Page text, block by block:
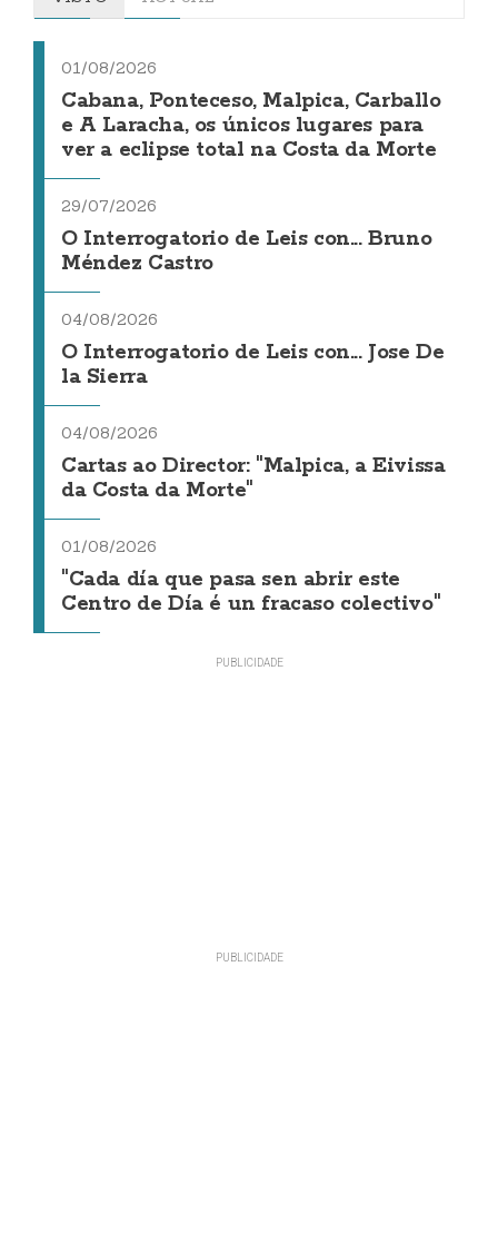
01/08/2026
Cabana, Ponteceso, Malpica, Carballo
e A Laracha, os únicos lugares para
ver a eclipse total na Costa da Morte
29/07/2026
O Interrogatorio de Leis con... Bruno
Méndez Castro
04/08/2026
O Interrogatorio de Leis con... Jose De
la Sierra
04/08/2026
Cartas ao Director: "Malpica, a Eivissa
da Costa da Morte"
01/08/2026
"Cada día que pasa sen abrir este
Centro de Día é un fracaso colectivo"